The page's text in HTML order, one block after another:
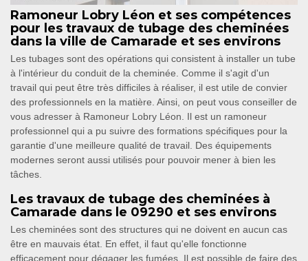
Ramoneur Lobry Léon et ses compétences
pour les travaux de tubage des cheminées
dans la ville de Camarade et ses environs
Les tubages sont des opérations qui consistent à installer un tube
à l'intérieur du conduit de la cheminée. Comme il s'agit d'un
travail qui peut être très difficiles à réaliser, il est utile de convier
des professionnels en la matière. Ainsi, on peut vous conseiller de
vous adresser à Ramoneur Lobry Léon. Il est un ramoneur
professionnel qui a pu suivre des formations spécifiques pour la
garantie d'une meilleure qualité de travail. Des équipements
modernes seront aussi utilisés pour pouvoir mener à bien les
tâches.
Les travaux de tubage des cheminées à
Camarade dans le 09290 et ses environs
Les cheminées sont des structures qui ne doivent en aucun cas
être en mauvais état. En effet, il faut qu'elle fonctionne
efficacement pour dégager les fumées. Il est possible de faire des